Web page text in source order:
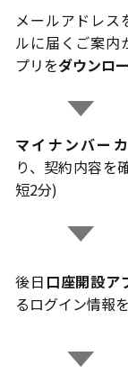
メールアドレス
ルに届くご案内
プリをダウンロ
マイナンバー
り、契約内容を
短2分)
後日 口座開設ア
るログイン情報